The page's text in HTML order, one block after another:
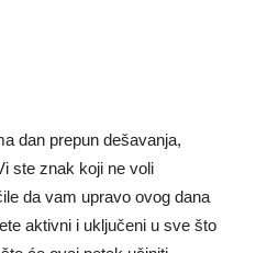
dan prepun dešavanja,
ste znak koji ne voli
da vam upravo ovog dana
aktivni i uključeni u sve što